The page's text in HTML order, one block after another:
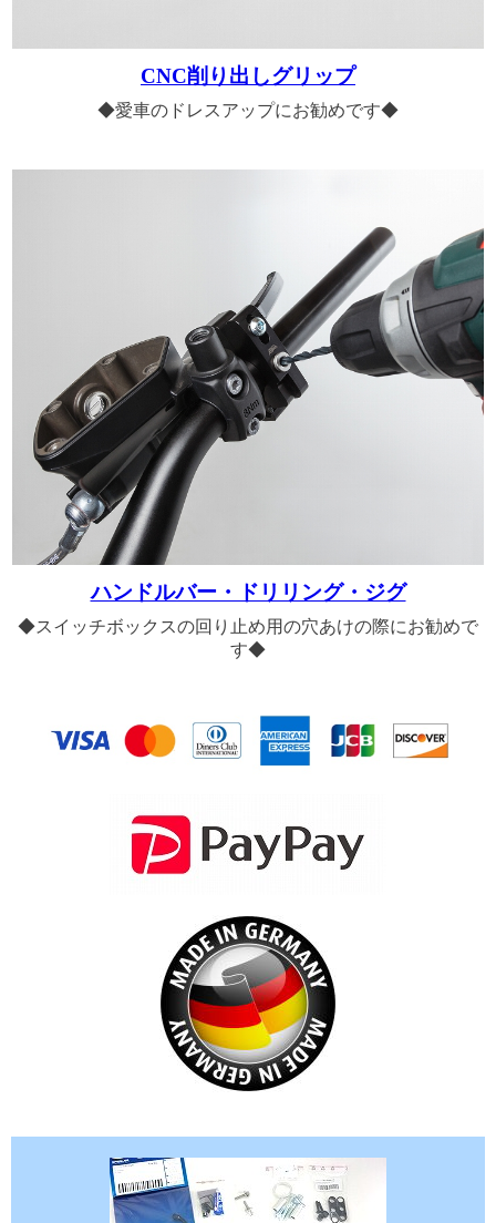
CNC削り出しグリップ
◆愛車のドレスアップにお勧めです◆
ハンドルバー・ドリリング・ジグ
◆スイッチボックスの回り止め用の穴あけの際にお勧めで
す◆